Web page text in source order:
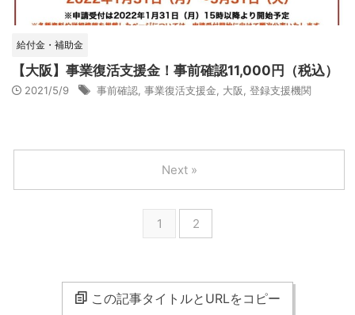
給付金・補助金
【大阪】事業復活支援金！事前確認11,000円（税込）
2021/5/9 事前確認, 事業復活支援金, 大阪, 登録支援機関
1 2
Next »
この記事タイトルとURLをコピー